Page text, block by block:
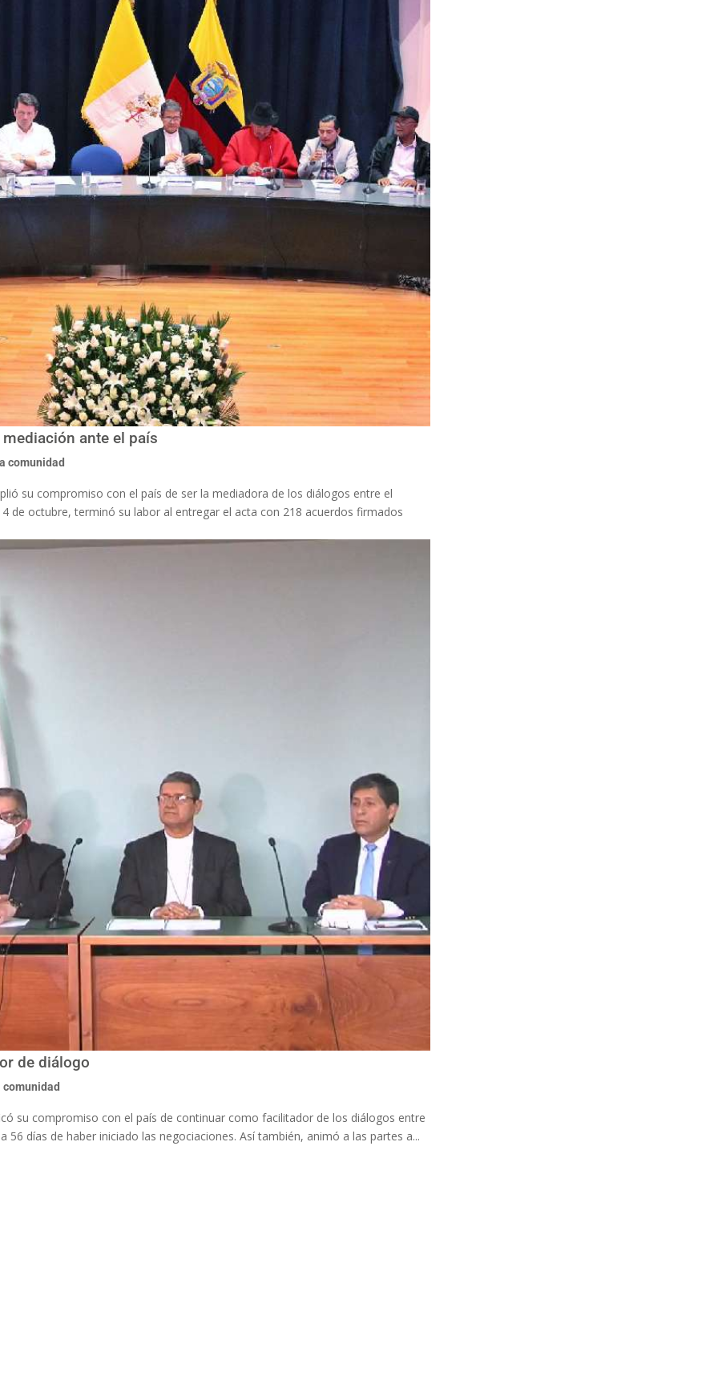
ante el país
comunidad
su compromiso con el país de ser la mediadora de los diálogos entre el
de octubre, terminó su labor al entregar el acta con 218 acuerdos firmados
de diálogo
comunidad
su compromiso con el país de continuar como facilitador de los diálogos entre
56 días de haber iniciado las negociaciones. Así también, animó a las partes a...